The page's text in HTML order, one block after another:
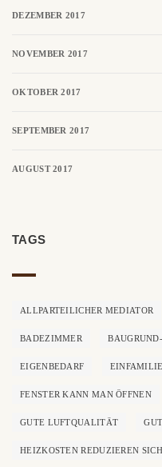
DEZEMBER 2017
NOVEMBER 2017
OKTOBER 2017
SEPTEMBER 2017
AUGUST 2017
TAGS
ALLPARTEILICHER MEDIATOR
BADEZIMMER
EIGENBEDARF
FENSTER KANN MAN ÖFFNEN
GUTE LUFTQUALITÄT
HEIZKOSTEN REDUZIEREN SICH